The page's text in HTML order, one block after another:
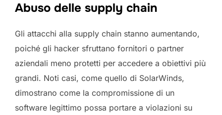
Abuso delle supply chain
Gli attacchi alla supply chain stanno aumentando,
poiché gli hacker sfruttano fornitori o partner
aziendali meno protetti per accedere a obiettivi più
grandi. Noti casi, come quello di SolarWinds,
dimostrano come la compromissione di un
software legittimo possa portare a violazioni su